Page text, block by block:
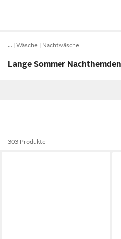
… Wäsche Nachtwäsche
Lange Sommer Nachthemden
303 Produkte